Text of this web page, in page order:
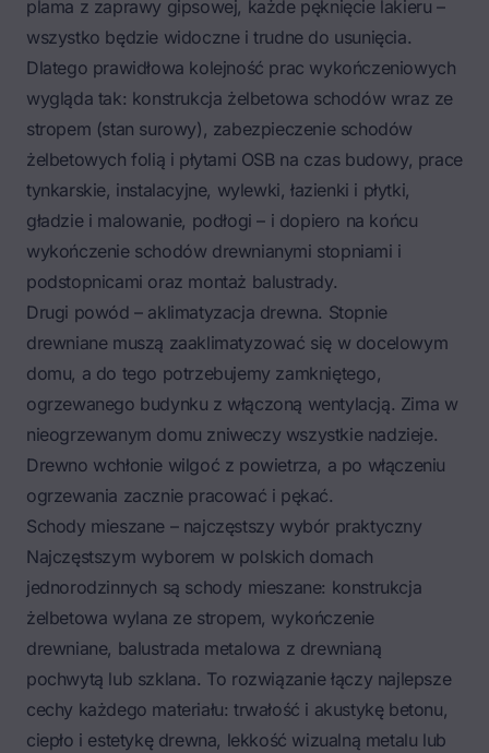
plama z zaprawy gipsowej, każde pęknięcie lakieru –
wszystko będzie widoczne i trudne do usunięcia.
Dlatego prawidłowa kolejność prac wykończeniowych
wygląda tak: konstrukcja żelbetowa schodów wraz ze
stropem (stan surowy), zabezpieczenie schodów
żelbetowych folią i płytami OSB na czas budowy, prace
tynkarskie, instalacyjne, wylewki, łazienki i płytki,
gładzie i malowanie, podłogi – i dopiero na końcu
wykończenie schodów drewnianymi stopniami i
podstopnicami oraz montaż balustrady.
Drugi powód – aklimatyzacja drewna. Stopnie
drewniane muszą zaaklimatyzować się w docelowym
domu, a do tego potrzebujemy zamkniętego,
ogrzewanego budynku z włączoną wentylacją. Zima w
nieogrzewanym domu zniweczy wszystkie nadzieje.
Drewno wchłonie wilgoć z powietrza, a po włączeniu
ogrzewania zacznie pracować i pękać.
Schody mieszane – najczęstszy wybór praktyczny
Najczęstszym wyborem w polskich domach
jednorodzinnych są schody mieszane: konstrukcja
żelbetowa wylana ze stropem, wykończenie
drewniane, balustrada metalowa z drewnianą
pochwytą lub szklana. To rozwiązanie łączy najlepsze
cechy każdego materiału: trwałość i akustykę betonu,
ciepło i estetykę drewna, lekkość wizualną metalu lub